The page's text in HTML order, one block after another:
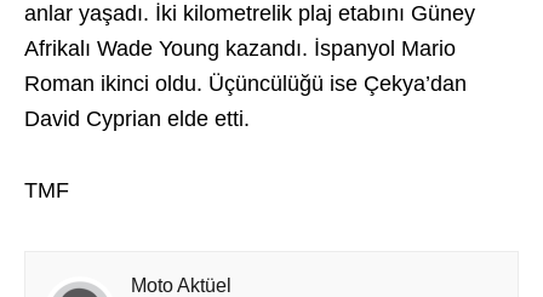
anlar yaşadı. İki kilometrelik plaj etabını Güney
Afrikalı Wade Young kazandı. İspanyol Mario
Roman ikinci oldu. Üçüncülüğü ise Çekya’dan
David Cyprian elde etti.
TMF
Moto Aktüel